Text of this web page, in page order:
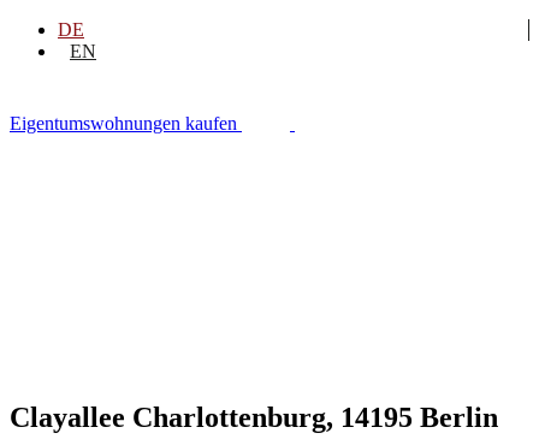
DE
EN
Eigentumswohnungen kaufen
Clayallee Charlottenburg, 14195 Berlin